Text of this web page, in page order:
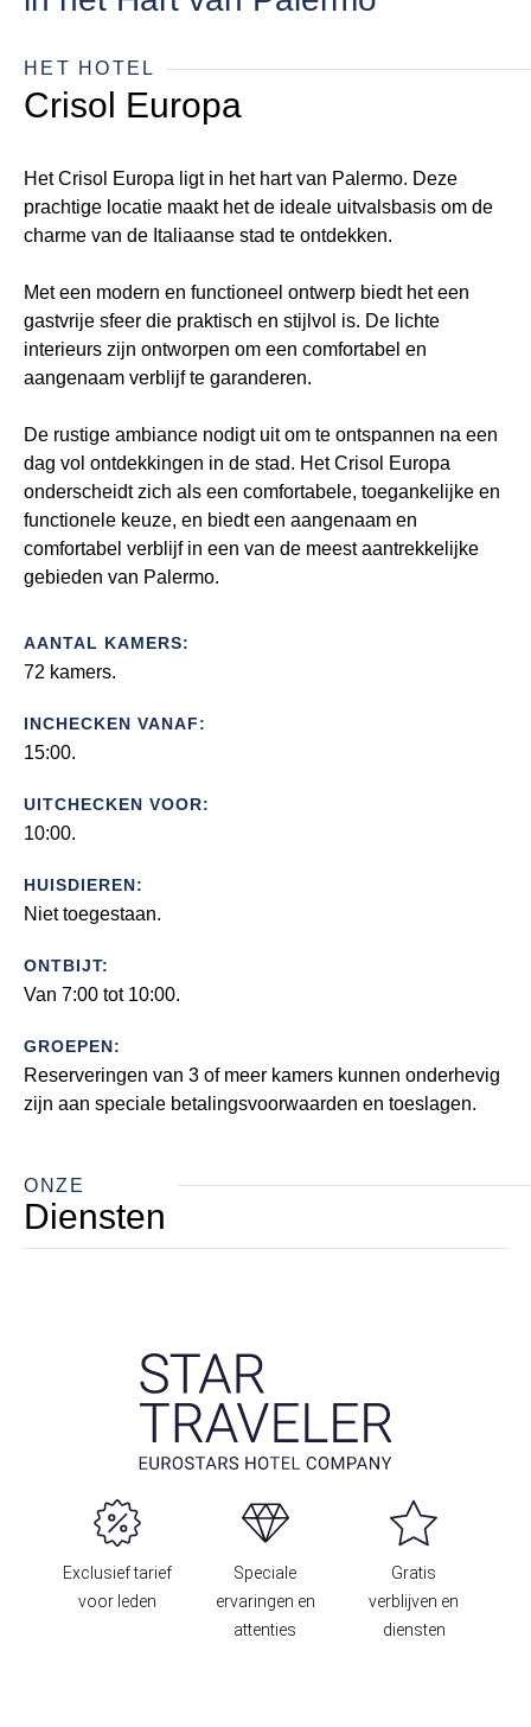
HET HOTEL
Crisol Europa
Het Crisol Europa ligt in het hart van Palermo. Deze
prachtige locatie maakt het de ideale uitvalsbasis om de
charme van de Italiaanse stad te ontdekken.
Met een modern en functioneel ontwerp biedt het een
gastvrije sfeer die praktisch en stijlvol is. De lichte
interieurs zijn ontworpen om een comfortabel en
aangenaam verblijf te garanderen.
De rustige ambiance nodigt uit om te ontspannen na een
dag vol ontdekkingen in de stad. Het Crisol Europa
onderscheidt zich als een comfortabele, toegankelijke en
functionele keuze, en biedt een aangenaam en
comfortabel verblijf in een van de meest aantrekkelijke
gebieden van Palermo.
AANTAL KAMERS:
72 kamers.
INCHECKEN VANAF:
15:00.
UITCHECKEN VOOR:
10:00.
HUISDIEREN:
Niet toegestaan.
ONTBIJT:
Van 7:00 tot 10:00.
GROEPEN:
Reserveringen van 3 of meer kamers kunnen onderhevig
zijn aan speciale betalingsvoorwaarden en toeslagen.
ONZE
Diensten
Exclusief tarief
voor leden
Speciale
ervaringen en
attenties
Gratis
verblijven en
diensten